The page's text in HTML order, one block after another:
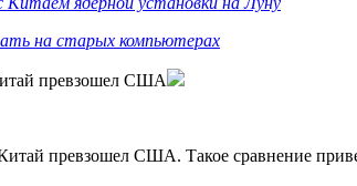
на старых компьютерах
превзошел США
превзошел США. Такое сравнение